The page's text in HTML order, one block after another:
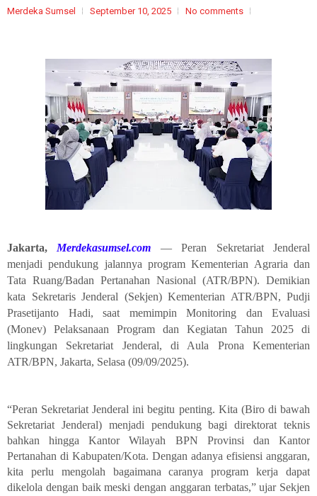
Merdeka Sumsel September 10, 2025 No comments
Jakarta, Merdekasumsel.com — Peran Sekretariat Jenderal
menjadi pendukung jalannya program Kementerian Agraria dan
Tata Ruang/Badan Pertanahan Nasional (ATR/BPN). Demikian
kata Sekretaris Jenderal (Sekjen) Kementerian ATR/BPN, Pudji
Prasetijanto Hadi, saat memimpin Monitoring dan Evaluasi
(Monev) Pelaksanaan Program dan Kegiatan Tahun 2025 di
lingkungan Sekretariat Jenderal, di Aula Prona Kementerian
ATR/BPN, Jakarta, Selasa (09/09/2025).
“Peran Sekretariat Jenderal ini begitu penting. Kita (Biro di bawah
Sekretariat Jenderal) menjadi pendukung bagi direktorat teknis
bahkan hingga Kantor Wilayah BPN Provinsi dan Kantor
Pertanahan di Kabupaten/Kota. Dengan adanya efisiensi anggaran,
kita perlu mengolah bagaimana caranya program kerja dapat
dikelola dengan baik meski dengan anggaran terbatas,” ujar Sekjen